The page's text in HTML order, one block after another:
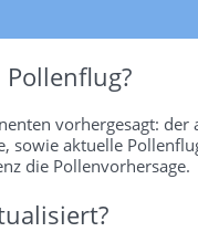
vorhergesagt:
sowie aktuelle
die Pollenvorhersage.